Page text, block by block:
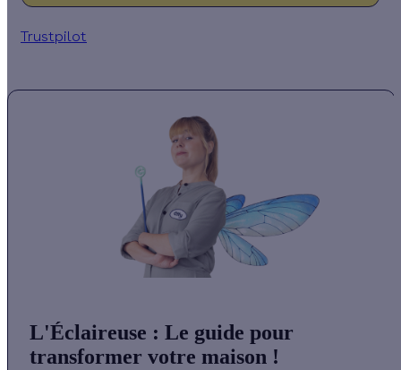
Trustpilot
L'Éclaireuse : Le guide pour
transformer votre maison !